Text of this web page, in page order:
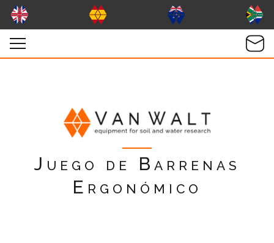
Juego de Barrenas
Ergonómico